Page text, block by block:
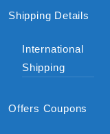
Shipping Details
International
Shipping
Offers Coupons